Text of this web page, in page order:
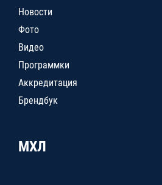
Новости
Фото
Видео
Программки
Аккредитация
Брендбук
МХЛ